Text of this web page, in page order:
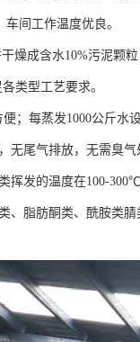
间工作温度优良。
燥成含水10%污泥颗粒
类型工艺要求。
；每蒸发1000公斤水
无尾气排放，无需臭
挥发的温度在100-
、脂肪酮类、酰胺类